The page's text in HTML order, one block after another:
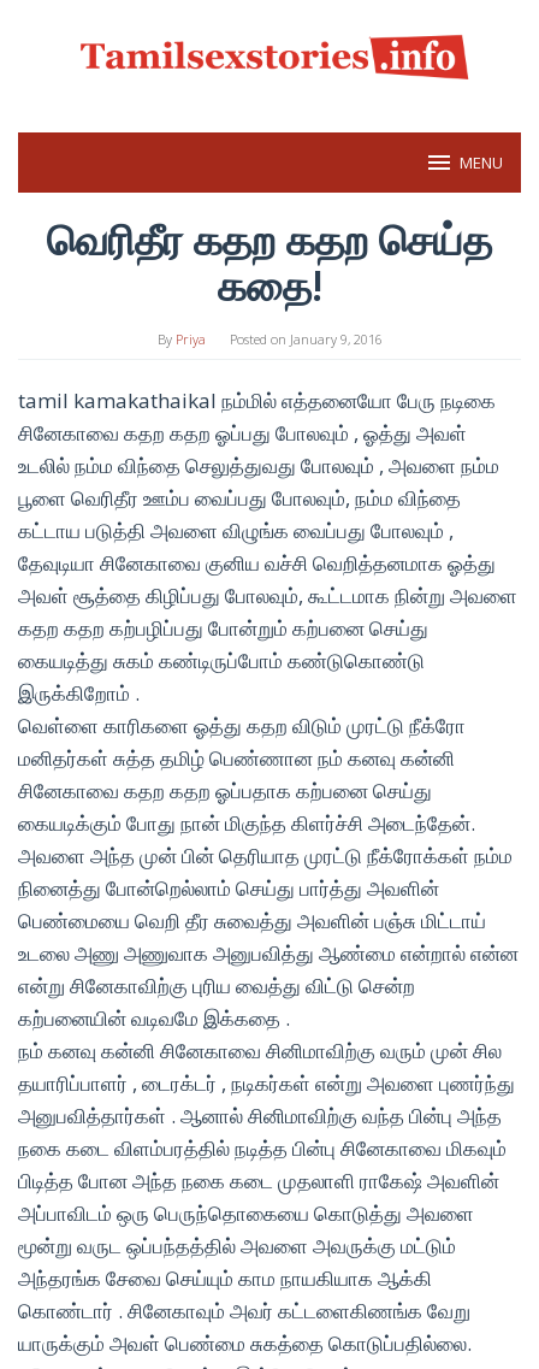
MENU
வெரிதீர கதற கதற செய்த
கதை!
By Priya Posted on January 9, 2016
tamil kamakathaikal நம்மில் எத்தனையோ பேரு நடிகை
சினேகாவை கதற கதற ஓப்பது போலவும் , ஓத்து அவள்
உடலில் நம்ம விந்தை செலுத்துவது போலவும் , அவளை நம்ம
பூளை வெரிதீர ஊம்ப வைப்பது போலவும், நம்ம விந்தை
கட்டாய படுத்தி அவளை விழுங்க வைப்பது போலவும் ,
தேவுடியா சினேகாவை குனிய வச்சி வெறித்தனமாக ஓத்து
அவள் சூத்தை கிழிப்பது போலவும், கூட்டமாக நின்று அவளை
கதற கதற கற்பழிப்பது போன்றும் கற்பனை செய்து
கையடித்து சுகம் கண்டிருப்போம் கண்டுகொண்டு
இருக்கிறோம் .
வெள்ளை காரிகளை ஓத்து கதற விடும் முரட்டு நீக்ரோ
மனிதர்கள் சுத்த தமிழ் பெண்ணான நம் கனவு கன்னி
சினேகாவை கதற கதற ஓப்பதாக கற்பனை செய்து
கையடிக்கும் போது நான் மிகுந்த கிளர்ச்சி அடைந்தேன்.
அவளை அந்த முன் பின் தெரியாத முரட்டு நீக்ரோக்கள் நம்ம
நினைத்து போன்றெல்லாம் செய்து பார்த்து அவளின்
பெண்மையை வெறி தீர சுவைத்து அவளின் பஞ்சு மிட்டாய்
உடலை அணு அணுவாக அனுபவித்து ஆண்மை என்றால் என்ன
என்று சினேகாவிற்கு புரிய வைத்து விட்டு சென்ற
கற்பனையின் வடிவமே இக்கதை .
நம் கனவு கன்னி சினேகாவை சினிமாவிற்கு வரும் முன் சில
தயாரிப்பாளர் , டைரக்டர் , நடிகர்கள் என்று அவளை புணர்ந்து
அனுபவித்தார்கள் . ஆனால் சினிமாவிற்கு வந்த பின்பு அந்த
நகை கடை விளம்பரத்தில் நடித்த பின்பு சினேகாவை மிகவும்
பிடித்த போன அந்த நகை கடை முதலாளி ராகேஷ் அவளின்
அப்பாவிடம் ஒரு பெருந்தொகையை கொடுத்து அவளை
மூன்று வருட ஒப்பந்தத்தில் அவளை அவருக்கு மட்டும்
அந்தரங்க சேவை செய்யும் காம நாயகியாக ஆக்கி
கொண்டார் . சினேகாவும் அவர் கட்டளைகிணங்க வேறு
யாருக்கும் அவள் பெண்மை சுகத்தை கொடுப்பதில்லை.